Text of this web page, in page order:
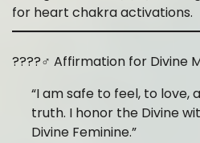
for heart chakra activations.
????‍♂️ Affirmation for Divine
“I am safe to feel, to love,
truth. I honor the Divine
Divine Feminine.”